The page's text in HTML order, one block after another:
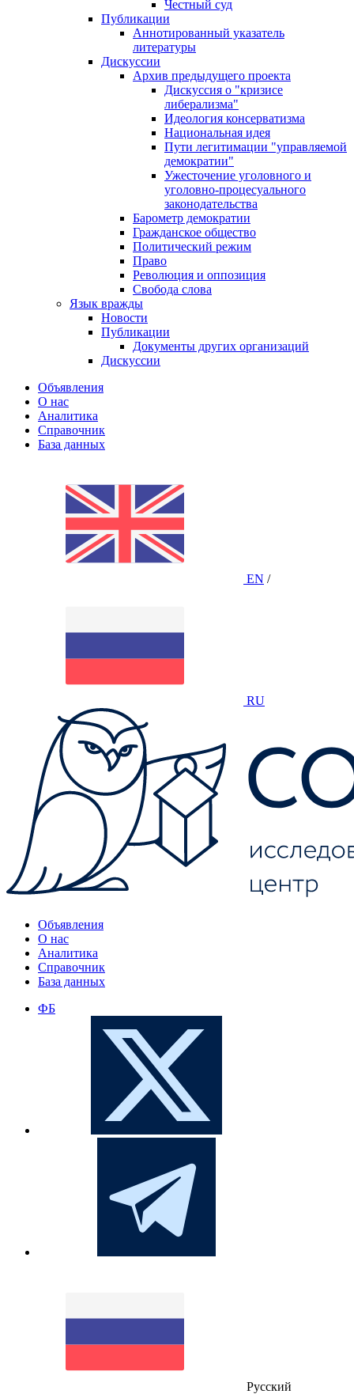
Честный суд
Публикации
Аннотированный указатель
литературы
Дискуссии
Архив предыдущего проекта
Дискуссия о "кризисе
либерализма"
Идеология консерватизма
Национальная идея
Пути легитимации "управляемой
демократии"
Ужесточение уголовного и
уголовно-процесуального
законодательства
Барометр демократии
Гражданское общество
Политический режим
Право
Революция и оппозиция
Свобода слова
Язык вражды
Новости
Публикации
Документы других организаций
Дискуссии
Объявления
О нас
Аналитика
Справочник
База данных
EN /
RU
Объявления
О нас
Аналитика
Справочник
База данных
ФБ
Русский